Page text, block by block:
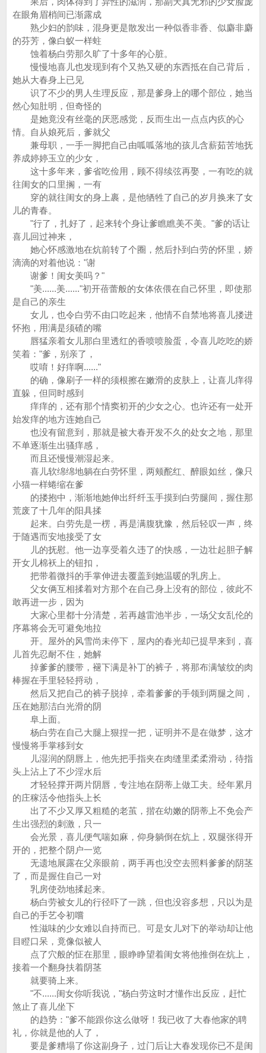
在眼角眉梢间已渐露成
熟少妇的韵味，混身更是散发出一种似香非香、似麝非麝
的芬芳，像白蚁一样蛀
蚀着杨白劳那久旷了十多年的心脏。
慢慢地喜儿也发现到有个又热又硬的东西抵在自己背后，
她从大春身上已见
识了不少的男人生理反应，那是爹身上的哪个部位，她当
然心知肚明，但奇怪的
是她竟没有丝毫的厌恶感觉，反而生出一点点内疚的心
情。自从娘死后，爹就父
兼母职，一手一脚把自己由呱呱落地的孩儿含薪茹苦地抚
养成婷婷玉立的少女，
这十多年来，爹省吃俭用，顾不得续弦再娶，一有吃的就
往闺女的口里搁，一有
穿的就往闺女的身上裹，是他牺牲了自己的岁月换来了女
儿的青春。
"行了，扎好了，起来转个身让爹瞧瞧美不美。"爹的话让
喜儿回过神来，
她心怀感激地在炕前转了个圈，然后扑到白劳的怀里，娇
滴滴的对着他说："谢
谢爹！闺女美吗？"
"美......美......"初开蓓蕾般的女体依偎在自己怀里，即使那
是自己的亲生
女儿，也令白劳不由口吃起来，他情不自禁地将喜儿搂进
怀抱，用满是须碴的嘴
唇猛亲着女儿那白里透红的香喷喷脸蛋，令喜儿吃吃的娇
笑着："爹，别亲了，
哎唷！好痒啊......"
的确，像刷子一样的须根擦在嫩滑的皮肤上，让喜儿痒得
直躲，但同时感到
痒痒的，还有那个情窦初开的少女之心。也许还有一处开
始发痒的地方连她自己
也没有留意到，那就是被大春开发不久的处女之地，那里
不单逐渐生出骚痒感，
而且还慢慢潮湿起来。
喜儿软绵绵地躺在白劳怀里，两颊酡红、醉眼如丝，像只
小猫一样蜷缩在爹
的搂抱中，渐渐地她伸出纤纤玉手摸到白劳腿间，握住那
荒废了十几年的阳具揉
起来。白劳先是一楞，再是满腹犹豫，然后轻叹一声，终
于随遇而安地接受了女
儿的抚慰。他一边享受着久违了的快感，一边壮起胆子解
开女儿棉袄上的钮扣，
把带着微抖的手掌伸进去覆盖到她温暖的乳房上。
父女俩互相揉着对方那个在自己身上没有的部位，彼此不
敢再进一步，因为
大家心里都十分清楚，若再越雷池半步，一场父女乱伦的
序幕将会无可避免地拉
开。屋外的风雪尚未停下，屋内的春光却已提早来到，喜
儿首先忍耐不住，她解
掉爹爹的腰带，褪下满是补丁的裤子，将那布满皱纹的肉
棒握在手里轻轻捋动，
然后又把自己的裤子脱掉，牵着爹爹的手领到两腿之间，
压在她那洁白光滑的阴
阜上面。
杨白劳在自己大腿上狠捏一把，证明并不是在做梦，这才
慢慢将手掌移到女
儿湿润的阴唇上，他先把手指夹在肉缝里柔柔滑动，待指
头上沾上了不少淫水后
才轻轻撑开两片阴唇，专注地在阴蒂上做工夫。经年累月
的庄稼活令他指头上长
出了不少又厚又粗糙的老茧，揩在幼嫩的阴蒂上不免会产
生出强烈的刺激，只一
会光景，喜儿便气喘如麻，仰身躺倒在炕上，双腿张得开
开的，把整个阴户一览
无遗地展露在父亲眼前，两手再也没空去照料爹爹的阴茎
了，而是握住自己一对
乳房使劲地揉起来。
杨白劳被女儿的行径吓了一跳，但也没容多想，只以为是
自己的手艺令初嚐
性滋味的少女难以自持而已。可是女儿对下的举动却让他
目瞪口呆，竟像似被人
点了穴般的怔在那里，眼睁睁望着闺女将他推倒在炕上，
接着一个翻身扶着阴茎
就要骑上来。
"不......闺女你听我说，"杨白劳这时才懂作出反应，赶忙
煞止了喜儿坐下
的趋势："爹不能跟你这么做呀！我已收了大春他家的聘
礼，你就是他的人了，
要是爹糟塌了你这副身子，过门后让大春发现你已不是闺